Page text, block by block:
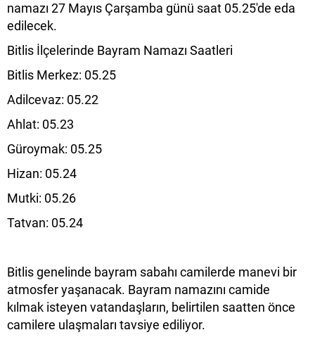
namazı 27 Mayıs Çarşamba günü saat 05.25'de eda
edilecek.
Bitlis İlçelerinde Bayram Namazı Saatleri
Bitlis Merkez: 05.25
Adilcevaz: 05.22
Ahlat: 05.23
Güroymak: 05.25
Hizan: 05.24
Mutki: 05.26
Tatvan: 05.24
Bitlis genelinde bayram sabahı camilerde manevi bir
atmosfer yaşanacak. Bayram namazını camide
kılmak isteyen vatandaşların, belirtilen saatten önce
camilere ulaşmaları tavsiye ediliyor.